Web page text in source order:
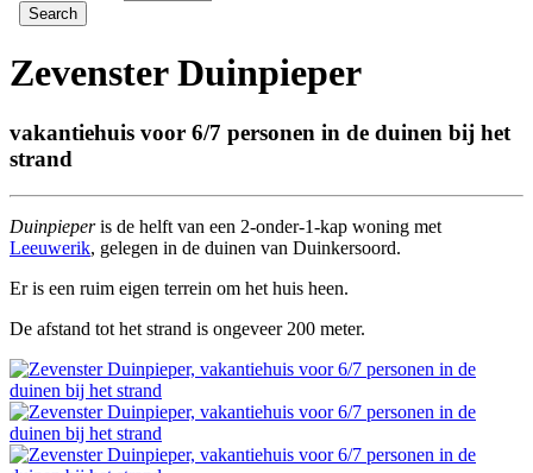
Zevenster Duinpieper
vakantiehuis voor 6/7 personen in de duinen bij het
strand
Duinpieperis de helft van een 2-onder-1-kap woning met
Leeuwerik, gelegen in de duinen van Duinkersoord.
Er is een ruim eigen terrein om het huis heen.
De afstand tot het strand is ongeveer 200 meter.